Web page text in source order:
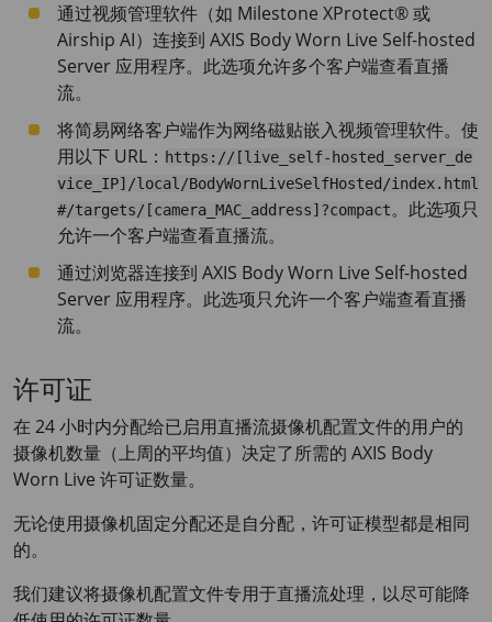
通过视频管理软件（如 Milestone XProtect® 或
Airship AI）连接到 AXIS BodyWorn Live Self-hosted
Server 应用程序。此选项允许多个客户端查看直播
流。
将简易网络客户端作为网络磁贴嵌入视频管理软件。使
用以下 URL： https://[live_self-hosted_server_de
vice_IP]/local/BodyWornLiveSelfHosted/index.html
#/targets/[camera_MAC_address]?compact。此选项只
允许一个客户端查看直播流。
通过浏览器连接到 AXIS BodyWorn Live Self-hosted
Server 应用程序。此选项只允许一个客户端查看直播
流。
许可证
在 24 小时内分配给已启用直播流摄像机配置文件的用户的
摄像机数量（上周的平均值）决定了所需的 AXIS Body
Worn Live 许可证数量。
无论使用摄像机固定分配还是自分配，许可证模型都是相同
的。
我们建议将摄像机配置文件专用于直播流处理，以尽可能降